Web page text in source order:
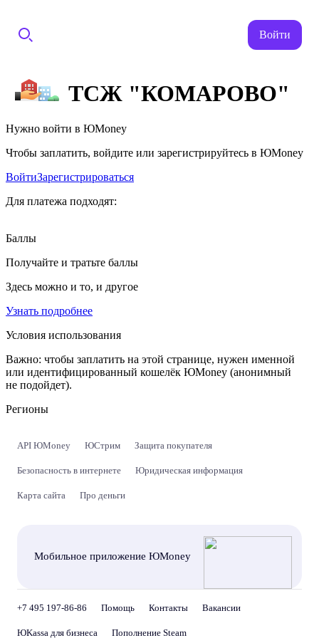
Войти
ТСЖ "КОМАРОВО"
Нужно войти в ЮMoney
Чтобы заплатить, войдите или зарегистрируйтесь в ЮMoney
ВойтиЗарегистрироваться
Для платежа подходят:
Баллы
Получайте и тратьте баллы
Здесь можно и то, и другое
Узнать подробнее
Условия использования
Важно: чтобы заплатить на этой странице, нужен именной
или идентифицированный кошелёк ЮMoney (анонимный
не подойдет).
Регионы
API ЮMoney ЮСтрим Защита покупателя
Безопасность в интернете Юридическая информация
Карта сайта Про деньги
Мобильное приложение ЮMoney
+7 495 197-86-86 Помощь Контакты Вакансии
ЮKassa для бизнеса Пополнение Steam